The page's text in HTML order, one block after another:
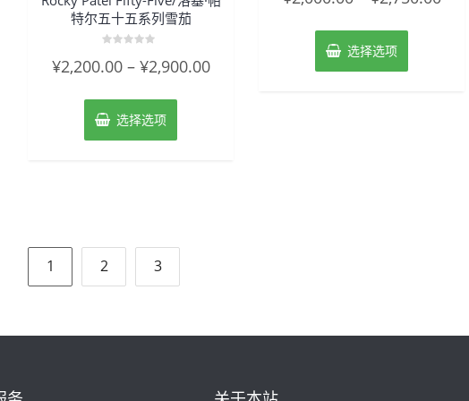
特尔五十五系列雪茄
分
5
¥2,200.00– ¥2,900.00
选择选项
5
选择选项
文
章
导
1 2 3